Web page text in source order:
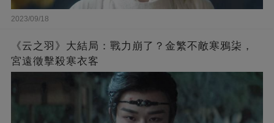
2023/09/18
《云之羽》大結局：戰力崩了？金繁不敵寒鴉柒，
宮遠徵擊殺寒衣客